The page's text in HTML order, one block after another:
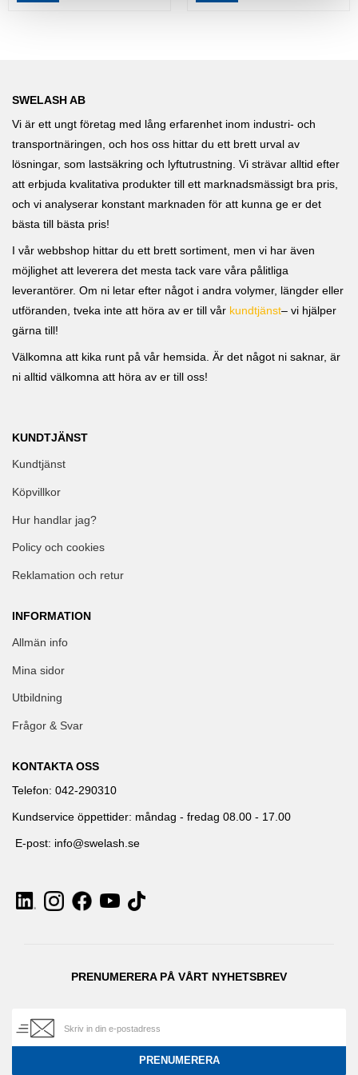
SWELASH AB
Vi är ett ungt företag med lång erfarenhet inom industri- och
transportnäringen, och hos oss hittar du ett brett urval av
lösningar, som lastsäkring och lyftutrustning. Vi strävar alltid efter
att erbjuda kvalitativa produkter till ett marknadsmässigt bra pris,
och vi analyserar konstant marknaden för att kunna ge er det
bästa till bästa pris!
I vår webbshop hittar du ett brett sortiment, men vi har även
möjlighet att leverera det mesta tack vare våra pålitliga
leverantörer. Om ni letar efter något i andra volymer, längder eller
utföranden, tveka inte att höra av er till vår kundtjänst– vi hjälper
gärna till!
Välkomna att kika runt på vår hemsida. Är det något ni saknar, är
ni alltid välkomna att höra av er till oss!
KUNDTJÄNST
Kundtjänst
Köpvillkor
Hur handlar jag?
Policy och cookies
Reklamation och retur
INFORMATION
Allmän info
Mina sidor
Utbildning
Frågor & Svar
KONTAKTA OSS
Telefon: 042-290310
Kundservice öppettider: måndag - fredag 08.00 - 17.00
E-post: info@swelash.se
PRENUMERERA PÅ VÅRT NYHETSBREV
PRENUMERERA